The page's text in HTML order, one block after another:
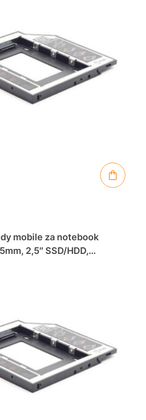
mobile za notebook
2,5″ SSD/HDD,